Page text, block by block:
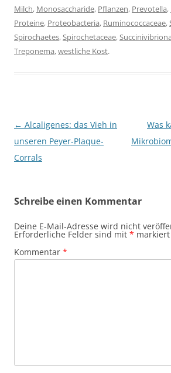
Milch, Monosaccharide, Pflanzen, Prevotella,
Proteine, Proteobacteria, Ruminococcaceae,
Spirochaetes,Spirochetaceae,
Treponema,westliche Kost.
Beitragsnavigation
← Alcaligenes: das Vieh in
unseren Peyer-Plaque-
Corrals
Was
Schreibe einen Kommentar
Deine E-Mail-Adresse wird nicht
Erforderliche Felder sind mit * markiert
Kommentar *